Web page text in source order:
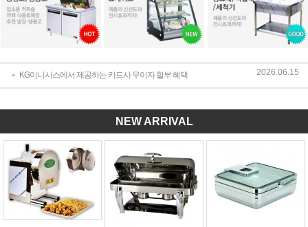
KG이니시스에서 제공하는 카드사 무이자 할부 혜택 2026.06.15
NEW ARRIVAL